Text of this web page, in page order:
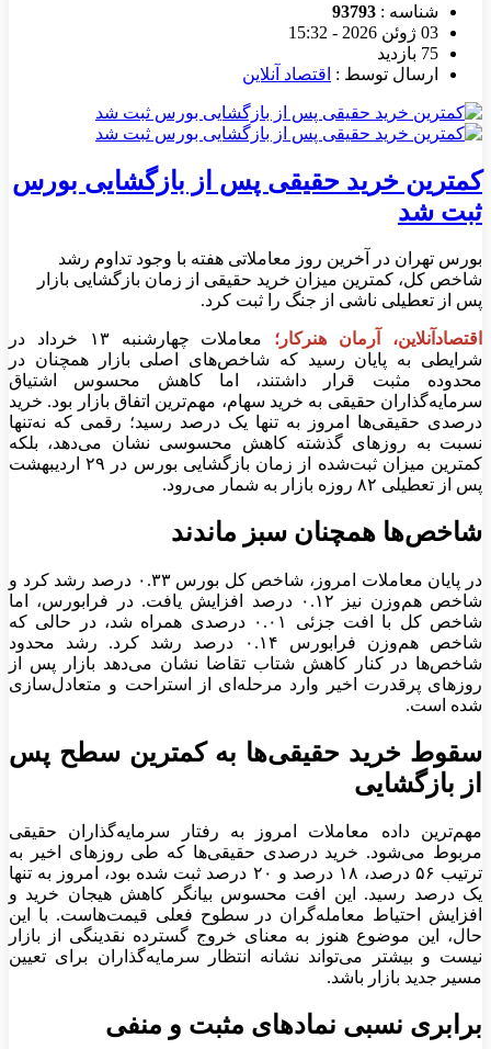
شناسه : 93793
03 ژوئن 2026 - 15:32
75 بازدید
ارسال توسط : اقتصاد آنلاین
کمترین خرید حقیقی پس از بازگشایی بورس
ثبت شد
بورس تهران در آخرین روز معاملاتی هفته با وجود تداوم رشد
شاخص کل، کمترین میزان خرید حقیقی از زمان بازگشایی بازار
پس از تعطیلی ناشی از جنگ را ثبت کرد.
اقتصادآنلاین، آرمان هنرکار؛
معاملات چهارشنبه ۱۳ خرداد در
شرایطی به پایان رسید که شاخص‌های اصلی بازار همچنان در
محدوده مثبت قرار داشتند، اما کاهش محسوس اشتیاق
سرمایه‌گذاران حقیقی به خرید سهام، مهم‌ترین اتفاق بازار بود. خرید
درصدی حقیقی‌ها امروز به تنها یک درصد رسید؛ رقمی که نه‌تنها
نسبت به روز‌های گذشته کاهش محسوسی نشان می‌دهد، بلکه
کمترین میزان ثبت‌شده از زمان بازگشایی بورس در ۲۹ اردیبهشت
پس از تعطیلی ۸۲ روزه بازار به شمار می‌رود.
شاخص‌ها همچنان سبز ماندند
در پایان معاملات امروز، شاخص کل بورس ۰.۳۳ درصد رشد کرد و
شاخص هم‌وزن نیز ۰.۱۲ درصد افزایش یافت. در فرابورس، اما
شاخص کل با افت جزئی ۰.۰۱ درصدی همراه شد، در حالی که
شاخص هم‌وزن فرابورس ۰.۱۴ درصد رشد کرد. رشد محدود
شاخص‌ها در کنار کاهش شتاب تقاضا نشان می‌دهد بازار پس از
روز‌های پرقدرت اخیر وارد مرحله‌ای از استراحت و متعادل‌سازی
شده است.
سقوط خرید حقیقی‌ها به کمترین سطح پس
از بازگشایی
مهم‌ترین داده معاملات امروز به رفتار سرمایه‌گذاران حقیقی
مربوط می‌شود. خرید درصدی حقیقی‌ها که طی روز‌های اخیر به
ترتیب ۵۶ درصد، ۱۸ درصد و ۲۰ درصد ثبت شده بود، امروز به تنها
یک درصد رسید. این افت محسوس بیانگر کاهش هیجان خرید و
افزایش احتیاط معامله‌گران در سطوح فعلی قیمت‌هاست. با این
حال، این موضوع هنوز به معنای خروج گسترده نقدینگی از بازار
نیست و بیشتر می‌تواند نشانه انتظار سرمایه‌گذاران برای تعیین
مسیر جدید بازار باشد.
برابری نسبی نماد‌های مثبت و منفی